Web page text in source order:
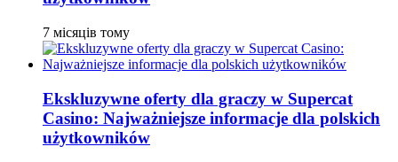
7 місяців тому
Ekskluzywne oferty dla graczy w Supercat
Casino: Najważniejsze informacje dla polskich
użytkowników